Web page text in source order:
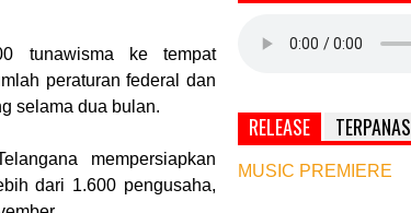
tunawisma ke tempat
peraturan federal dan
selama dua bulan.
mempersiapkan
dari 1.600 pengusaha,
RELEASE TERPANAS
MUSIC PREMIERE